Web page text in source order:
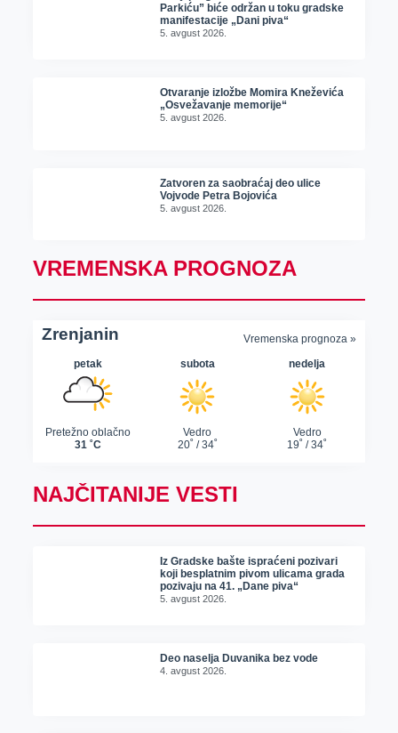
Parkiću” biće održan u toku gradske
manifestacije „Dani piva“
5. avgust 2026.
Otvaranje izložbe Momira Kneževića
„Osvežavanje memorije“
5. avgust 2026.
Zatvoren za saobraćaj deo ulice
Vojvode Petra Bojovića
5. avgust 2026.
VREMENSKA PROGNOZA
NAJČITANIJE VESTI
Iz Gradske bašte ispraćeni pozivari
koji besplatnim pivom ulicama grada
pozivaju na 41. „Dane piva“
5. avgust 2026.
Deo naselja Duvanika bez vode
4. avgust 2026.